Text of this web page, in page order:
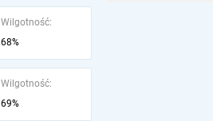
Wilgotność:
68%
Wilgotność:
69%